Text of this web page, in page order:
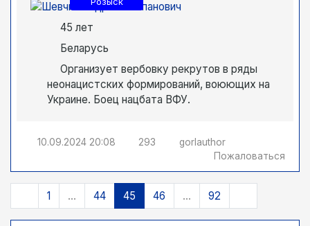
45 лет
Беларусь
Организует вербовку рекрутов в ряды
неонацистских формирований, воюющих на
Украине. Боец нацбата ВФУ.
10.09.2024 20:08 293
gorlauthor
Пожаловаться
1 ... 44 45 46 ... 92